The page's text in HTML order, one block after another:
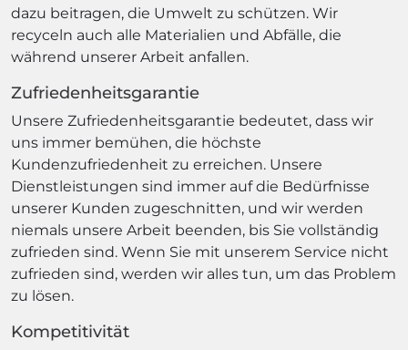
dazu beitragen, die Umwelt zu schützen. Wir
recyceln auch alle Materialien und Abfälle, die
während unserer Arbeit anfallen.
Zufriedenheitsgarantie
Unsere Zufriedenheitsgarantie bedeutet, dass wir
uns immer bemühen, die höchste
Kundenzufriedenheit zu erreichen. Unsere
Dienstleistungen sind immer auf die Bedürfnisse
unserer Kunden zugeschnitten, und wir werden
niemals unsere Arbeit beenden, bis Sie vollständig
zufrieden sind. Wenn Sie mit unserem Service nicht
zufrieden sind, werden wir alles tun, um das Problem
zu lösen.
Kompetitivität